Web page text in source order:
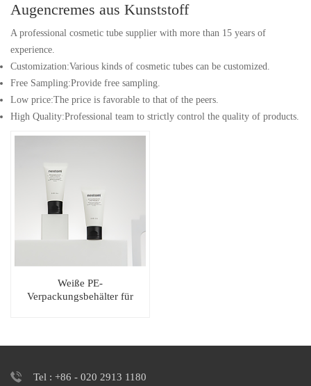
Augencremes aus Kunststoff
A professional cosmetic tube supplier with more than 15 years of
experience.
Customization:Various kinds of cosmetic tubes can be customized.
Free Sampling:Provide free sampling.
Low price:The price is favorable to that of the peers.
High Quality:Professional team to strictly control the quality of products.
Weiße PE-
Verpackungsbehälter für
Tel : +86 - 020 2913 1180